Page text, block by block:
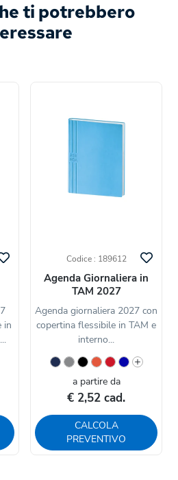
ti potrebbero
in
Codice : 189612
Agenda Giornaliera in
TAM 2027
Agenda giornaliera 2027 con
copertina flessibile in TAM e
interno...
a partire da
€ 2,52 cad.
CALCOLA
PREVENTIVO